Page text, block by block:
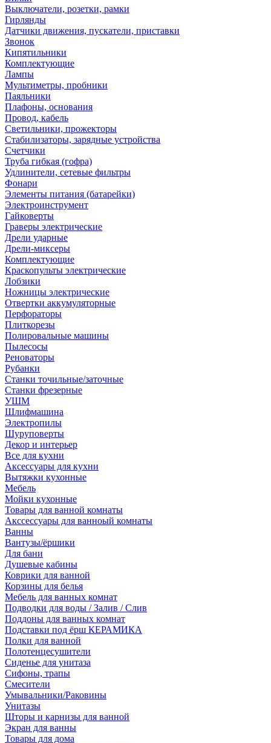
Выключатели, розетки, рамки
Гирлянды
Датчики движения, пускатели, приставки
Звонок
Кипятильники
Комплектующие
Лампы
Мультиметры, пробники
Паяльники
Плафоны, основания
Провод, кабель
Светильники, прожекторы
Стабилизаторы, зарядные устройства
Счетчики
Труба гибкая (гофра)
Удлинители, сетевые фильтры
Фонари
Элементы питания (батарейки)
Электроинструмент
Гайковерты
Граверы электрические
Дрели ударные
Дрели-миксеры
Комплектующие
Краскопульты электрические
Лобзики
Ножницы электрические
Отвертки аккумуляторные
Перфораторы
Плиткорезы
Полировальные машины
Пылесосы
Реноваторы
Рубанки
Станки точильные/заточные
Станки фрезерные
УШМ
Шлифмашина
Электропилы
Шуруповерты
Декор и интерьер
Все для кухни
Аксессуары для кухни
Вытяжки кухонные
Мебель
Мойки кухонные
Товары для ванной комнаты
Акссессуары для ванноый комнаты
Ванны
Вантузы/ёршики
Для бани
Душевые кабины
Коврики для ванной
Корзины для белья
Мебель для ванных комнат
Подводки для воды / Залив / Слив
Поддоны для ванных комнат
Подставки под ёрш КЕРАМИКА
Полки для ванной
Полотенцесушители
Сиденье для унитаза
Сифоны, трапы
Смесители
Умывальники/Раковины
Унитазы
Шторы и карнизы для ванной
Экран для ванны
Товары для дома